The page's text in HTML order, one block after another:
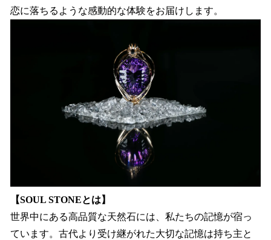
恋に落ちるような感動的な体験をお届けします。
【SOUL STONEとは】
世界中にある高品質な天然石には、私たちの記憶が宿っ
ています。古代より受け継がれた大切な記憶は持ち主と